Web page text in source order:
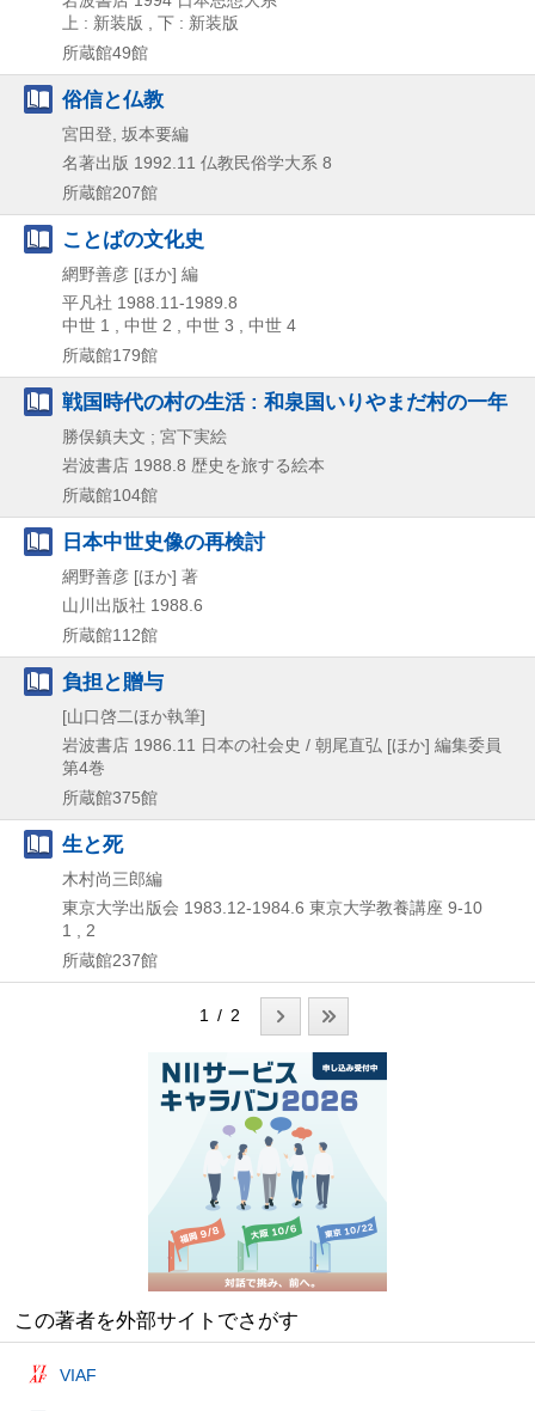
上 : 新装版 , 下 : 新装版
所蔵館49館
俗信と仏教
宮田登, 坂本要編
名著出版 1992.11 仏教民俗学大系 8
所蔵館207館
ことばの文化史
網野善彦 [ほか] 編
平凡社 1988.11-1989.8
中世 1 , 中世 2 , 中世 3 , 中世 4
所蔵館179館
戦国時代の村の生活 : 和泉国いりやまだ村の一年
勝俣鎮夫文 ; 宮下実絵
岩波書店 1988.8 歴史を旅する絵本
所蔵館104館
日本中世史像の再検討
網野善彦 [ほか] 著
山川出版社 1988.6
所蔵館112館
負担と贈与
[山口啓二ほか執筆]
岩波書店 1986.11 日本の社会史 / 朝尾直弘 [ほか] 編集委員
第4巻
所蔵館375館
生と死
木村尚三郎編
東京大学出版会 1983.12-1984.6 東京大学教養講座 9-10
1 , 2
所蔵館237館
1 / 2
この著者を外部サイトでさがす
VIAF